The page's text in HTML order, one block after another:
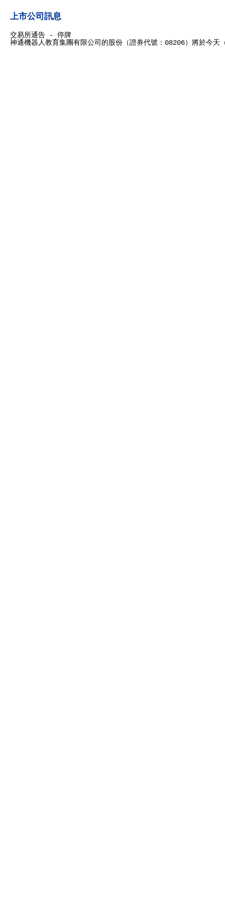
上市公司訊息
交易所通告 - 停牌
神通機器人教育集團有限公司的股份（證券代號：08206）將於今